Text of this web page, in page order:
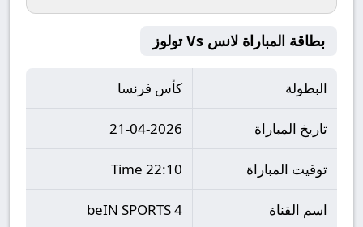
بطاقة المباراة لانس Vs تولوز
البطولة كأس فرنسا
تاريخ المباراة 21-04-2026
توقيت المباراة 22:10 Time
اسم القناة beIN SPORTS 4